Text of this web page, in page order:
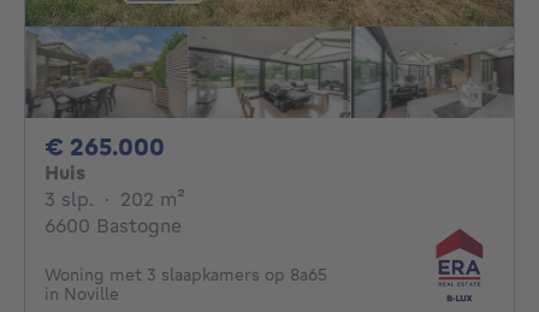
€ 265.000
Huis
3 slp. 3 slaapkamers
· 202 m²
6600 Bastogne
Woning met 3 slaapkamers op 8a65
in Noville